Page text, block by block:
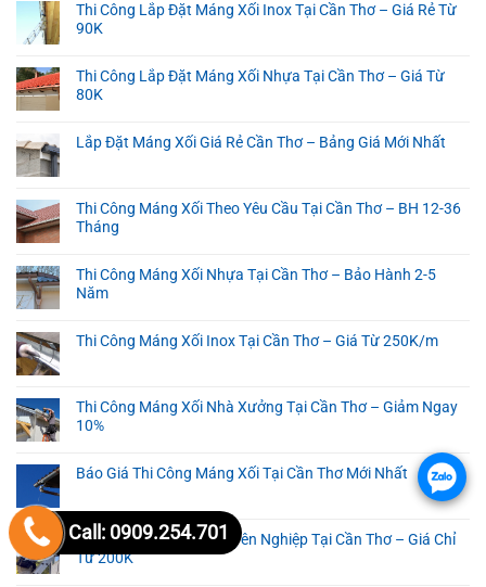
Thi Công Lắp Đặt Máng Xối Inox Tại Cần Thơ – Giá Rẻ Từ
90K
Thi Công Lắp Đặt Máng Xối Nhựa Tại Cần Thơ – Giá Từ
80K
Lắp Đặt Máng Xối Giá Rẻ Cần Thơ – Bảng Giá Mới Nhất
Thi Công Máng Xối Theo Yêu Cầu Tại Cần Thơ – BH 12-36
Tháng
Thi Công Máng Xối Nhựa Tại Cần Thơ – Bảo Hành 2-5
Năm
Thi Công Máng Xối Inox Tại Cần Thơ – Giá Từ 250K/m
Thi Công Máng Xối Nhà Xưởng Tại Cần Thơ – Giảm Ngay
10%
Báo Giá Thi Công Máng Xối Tại Cần Thơ Mới Nhất
Thi Công Máng Xối Chuyên Nghiệp Tại Cần Thơ – Giá Chỉ
Từ 200K
.
Call: 0909.254.701